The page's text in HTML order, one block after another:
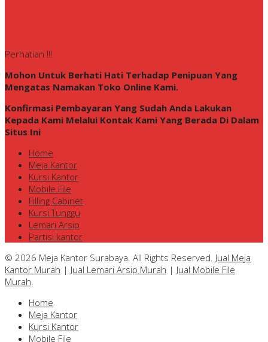
Perhatian !!!
Mohon Untuk Berhati Hati Terhadap Penipuan Yang
Mengatas Namakan Toko Online Kami.
Konfirmasi Pembayaran Yang Sudah Anda Lakukan
Kepada Kami Melalui Kontak Kami Yang Berada Di Dalam
Situs Ini
Home
Meja Kantor
Kursi Kantor
Mobile File
Filling Cabinet
Kursi Tunggu
Lemari Arsip
Partisi kantor
© 2026 Meja Kantor Surabaya. All Rights Reserved. Jual Meja
Kantor Murah | Jual Lemari Arsip Murah | Jual Mobile File
Murah.
Home
Meja Kantor
Kursi Kantor
Mobile File